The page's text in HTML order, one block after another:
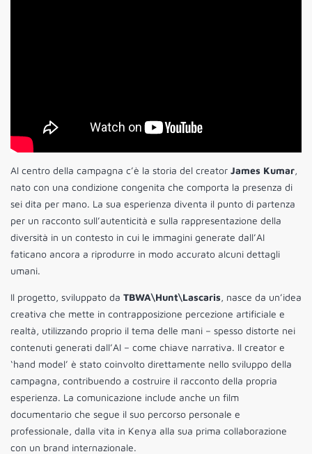
Al centro della campagna c’è la storia del creator James Kumar,
nato con una condizione congenita che comporta la presenza di
sei dita per mano. La sua esperienza diventa il punto di partenza
per un racconto sull’autenticità e sulla rappresentazione della
diversità in un contesto in cui le immagini generate dall’AI
faticano ancora a riprodurre in modo accurato alcuni dettagli
umani.
Il progetto, sviluppato da TBWA\Hunt\Lascaris, nasce da un’idea
creativa che mette in contrapposizione percezione artificiale e
realtà, utilizzando proprio il tema delle mani – spesso distorte nei
contenuti generati dall’AI – come chiave narrativa. Il creator e
‘hand model’ è stato coinvolto direttamente nello sviluppo della
campagna, contribuendo a costruire il racconto della propria
esperienza. La comunicazione include anche un film
documentario che segue il suo percorso personale e
professionale, dalla vita in Kenya alla sua prima collaborazione
con un brand internazionale.